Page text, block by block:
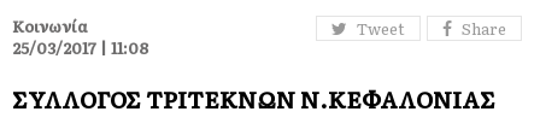
Tweet Share
Κοινωνία
25/03/2017 | 11:08
ΣΥΛΛΟΓΟΣ ΤΡΙΤΕΚΝΩΝ Ν.ΚΕΦΑΛΟΝΙΑΣ